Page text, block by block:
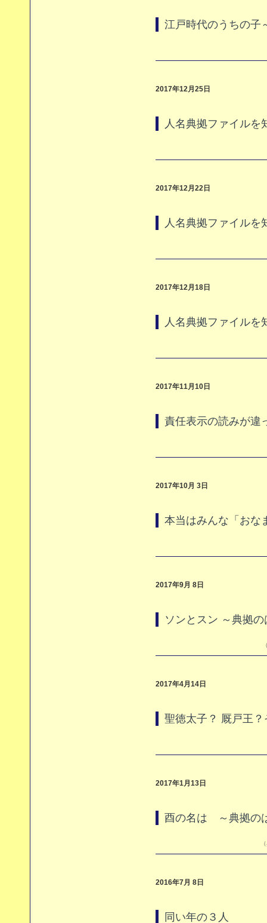
江戸時代のうちの子
2017年12月25日
人名典拠ファイル
2017年12月22日
人名典拠ファイル
2017年12月18日
人名典拠ファイル
2017年11月10日
責任表示の読みが違
2017年10月 3日
本当はみんな「おな
2017年9月 8日
ソンとスン ～典拠
2017年4月14日
聖徳太子？ 厩戸王
2017年1月13日
酉の名は ～典拠の
2016年7月 8日
同い年の３人